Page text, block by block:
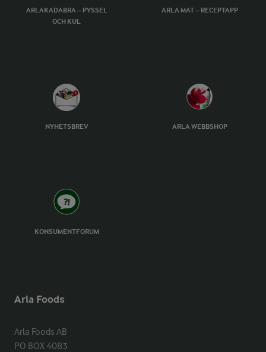
ARLAKADABRA – PYSSEL
OCH KUL
ARLA MAT – RECEPTAPP
NYHETSBREV ARLA WEBBSHOP
KONSUMENTFORUM
Arla Foods
Arla Foods AB
PO BOX 4083